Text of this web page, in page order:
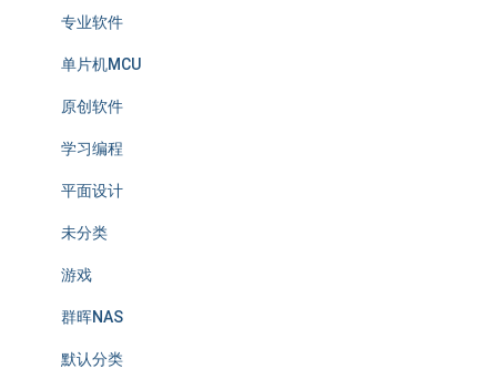
专业软件
单片机MCU
原创软件
学习编程
平面设计
未分类
游戏
群晖NAS
默认分类